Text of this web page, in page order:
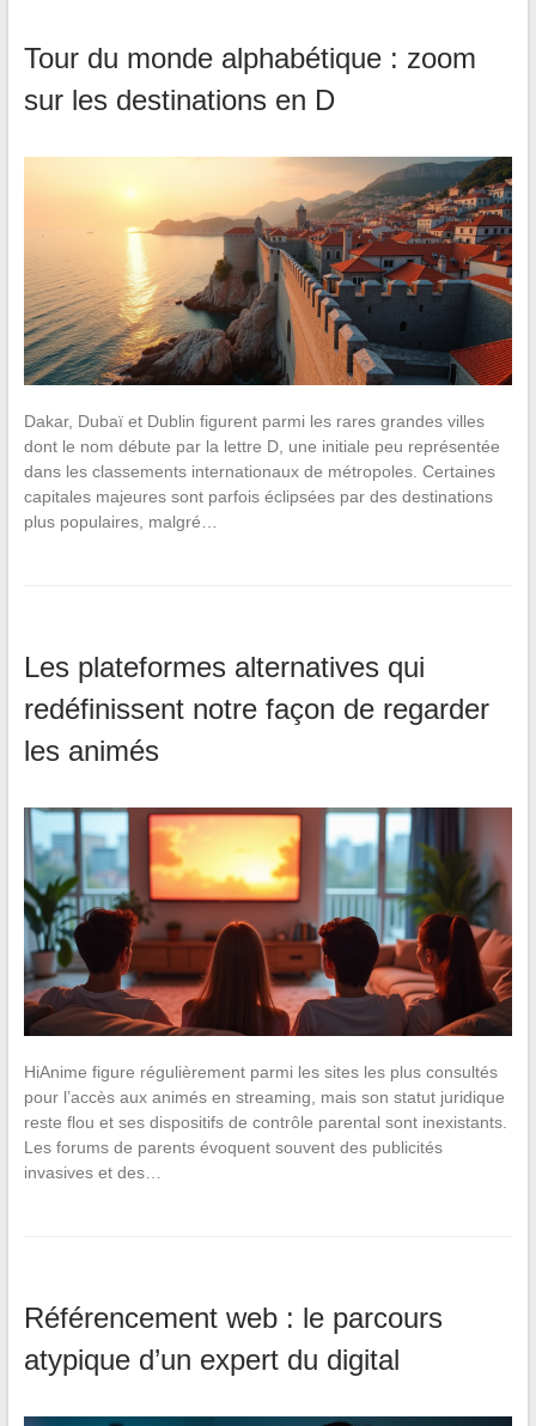
Tour du monde alphabétique : zoom
sur les destinations en D
Dakar, Dubaï et Dublin figurent parmi les rares grandes villes
dont le nom débute par la lettre D, une initiale peu représentée
dans les classements internationaux de métropoles. Certaines
capitales majeures sont parfois éclipsées par des destinations
plus populaires, malgré…
Les plateformes alternatives qui
redéfinissent notre façon de regarder
les animés
HiAnime figure régulièrement parmi les sites les plus consultés
pour l’accès aux animés en streaming, mais son statut juridique
reste flou et ses dispositifs de contrôle parental sont inexistants.
Les forums de parents évoquent souvent des publicités
invasives et des…
Référencement web : le parcours
atypique d’un expert du digital